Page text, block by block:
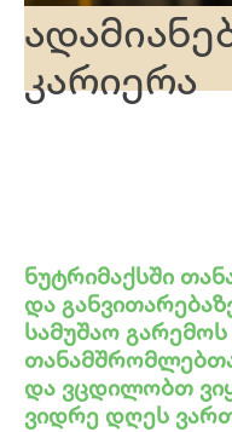
კარიერა
ნუტრიმაქსში
და
სამუშაო
და ვცდილობთ
ვიდრე დღეს